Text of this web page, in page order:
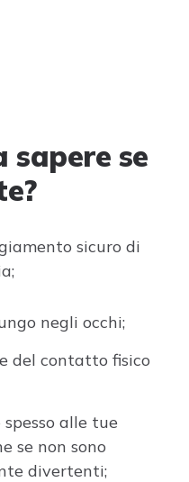
sapere se
sicuro di
negli occhi;
del contatto fisico
alle tue
se non sono
divertenti;